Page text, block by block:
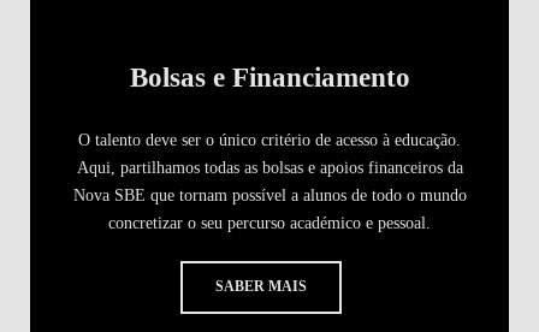
Bolsas e Financiamento
O talento deve ser o único critério de acesso à educação.
Aqui, partilhamos todas as bolsas e apoios financeiros da
Nova SBE que tornam possível a alunos de todo o mundo
concretizar o seu percurso académico e pessoal.
SABER MAIS